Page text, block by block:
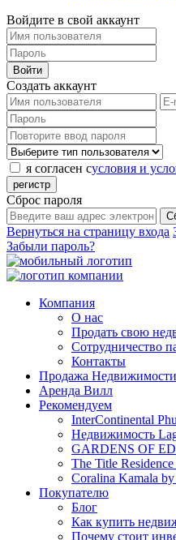
Войдите в свой аккаунт
Войти
Создать аккаунт
я согласен сусловия и
регистр
Сброс пароля
Вернуться на страницу входа
Забыли пароль?
Компания
О нас
Продать свою
Сотрудничество
Контакты
Продажа Недвижимости
Аренда Вилл
Рекомендуем
InterContinental
Недвижимость
GARDENS OF
The Title
Coralina Kamala
Покупателю
Блог
Как купить
Почему стоит